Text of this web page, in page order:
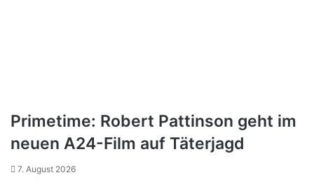
Primetime: Robert Pattinson geht im
neuen A24-Film auf Täterjagd
7. August 2026